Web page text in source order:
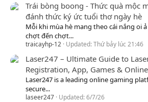
Trái bòng boong - Thức quà mộc
đánh thức ký ức tuổi thơ ngày hè
Mỗi khi mùa hè mang theo cái nắng oi
chợt đến chợt...
traicayhp-12 Updated:Thứ bảy lúc 21:46
Laser247 – Ultimate Guide to
Registration, App, Games &
Laser247 is a leading online gaming
secure...
laseer247 Updated:6/7/26